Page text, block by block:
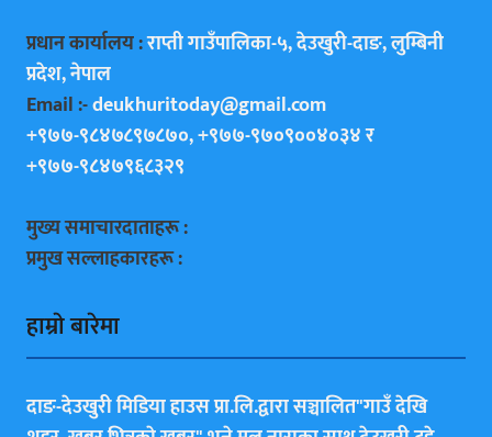
प्रधान कार्यालय :राप्ती गाउँपालिका-५, देउखुरी-दाङ, लुम्बिनी
प्रदेश, नेपाल
Email :-deukhuritoday@gmail.com
+९७७-९८४७८९७८७०, +९७७-९७०९००४०३४ र
+९७७-९८४७९६८३२९
मुख्य समाचारदाताहरू :
प्रमुख सल्लाहकारहरू :
हाम्राे बारेमा
दाङ-देउखुरी मिडिया हाउस प्रा.लि.द्वारा सञ्चालित"गाउँ देखि